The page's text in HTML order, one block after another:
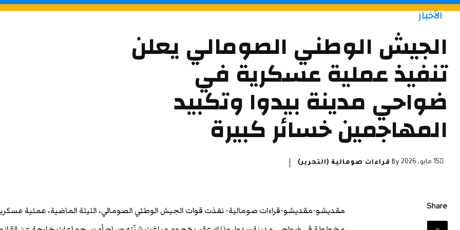
الأخبار
الجيش الوطني الصومالي يعلن
تنفيذ عملية عسكرية في
ضواحي مدينة بيدوا وتكبيد
المهاجمين خسائر كبيرة
15 مايو، 2026 By قراءات صومالية (التحرير)
مقديشو-مقديشو-قراءات صومالية- نفذت قوات الجيش الوطني الصومالي، الليلة الماضية، عملية
Share